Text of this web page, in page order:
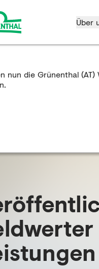
Über
nun die Grünenthal